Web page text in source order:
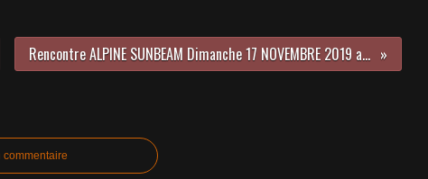
Rencontre ALPINE SUNBEAM Dimanche 17 NOVEMBRE 2019 avec ALPINE SUNBEAM du MIDI
commentaire